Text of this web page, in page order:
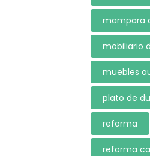
mampara
mobiliario
muebles
plato de
reforma
reforma